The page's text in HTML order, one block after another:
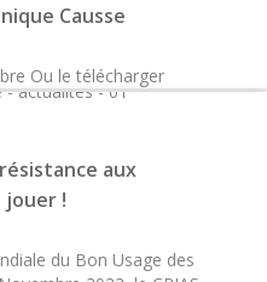
Causse
Ou le télécharger
aux
jouer !
du Bon Usage des